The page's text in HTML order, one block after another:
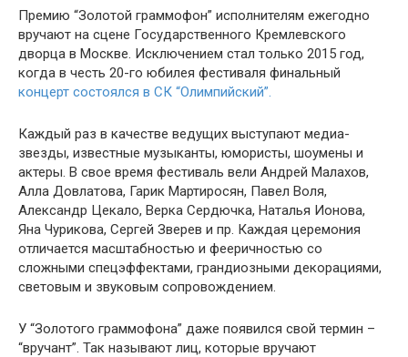
Премию “Золотой граммофон” исполнителям ежегодно
вручают на сцене Государственного Кремлевского
дворца в Москве. Исключением стал только 2015 год,
когда в честь 20-го юбилея фестиваля финальный
концерт состоялся в СК “Олимпийский”.
Каждый раз в качестве ведущих выступают медиа-
звезды, известные музыканты, юмористы, шоумены и
актеры. В свое время фестиваль вели Андрей Малахов,
Алла Довлатова, Гарик Мартиросян, Павел Воля,
Александр Цекало, Верка Сердючка, Наталья Ионова,
Яна Чурикова, Сергей Зверев и пр. Каждая церемония
отличается масштабностью и фееричностью со
сложными спецэффектами, грандиозными декорациями,
световым и звуковым сопровождением.
У “Золотого граммофона” даже появился свой термин –
“вручант”. Так называют лиц, которые вручают